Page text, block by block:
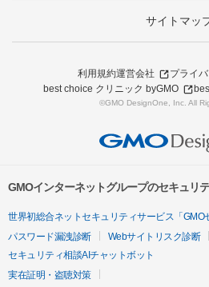
サイトマッ
利用規約運営会社
プライ
best choice クリニック byGMO
©GMO DesignOne, Inc. All
GMOインターネットグループのセキュリ
世界初総合ネットセキュリティサービス「GMO
パスワード漏洩診断
Webサイトリスク診断
セキュリティ相談AIチャットボット
実在証明・盗聴対策